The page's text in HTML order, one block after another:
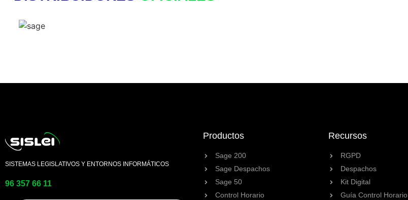
SISTEMAS LEGISLATIVOS Y ENTORNOS INFORMÁTICOS
96 357 66 11
Productos
Sage 200
Sage Despachos
Sage 50
Control Horario
Recursos
RGPD
Despachos
Kit Digital
Guía Control Horario